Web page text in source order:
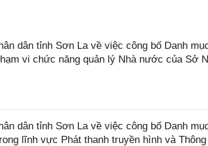
dân tỉnh Sơn La về việc công bố Danh
vi chức năng quản lý Nhà nước của Sở
dân tỉnh Sơn La về việc công bố Danh
lĩnh vực Phát thanh truyền hình và